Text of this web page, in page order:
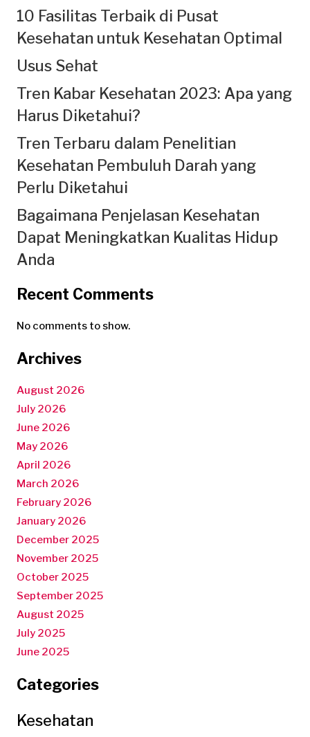
10 Fasilitas Terbaik di Pusat
Kesehatan untuk Kesehatan Optimal
Usus Sehat
Tren Kabar Kesehatan 2023: Apa yang
Harus Diketahui?
Tren Terbaru dalam Penelitian
Kesehatan Pembuluh Darah yang
Perlu Diketahui
Bagaimana Penjelasan Kesehatan
Dapat Meningkatkan Kualitas Hidup
Anda
Recent Comments
No comments to show.
Archives
August 2026
July 2026
June 2026
May 2026
April 2026
March 2026
February 2026
January 2026
December 2025
November 2025
October 2025
September 2025
August 2025
July 2025
June 2025
Categories
Kesehatan